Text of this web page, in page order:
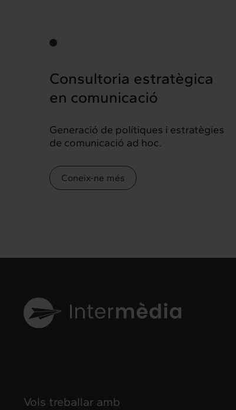
Consultoria estratègica
en comunicació
Generació de polítiques i estratègies
de comunicació ad hoc.
Coneix-ne més
Vols treballar amb